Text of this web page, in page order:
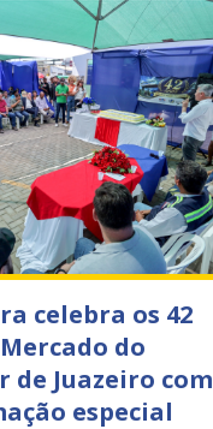
celebra os 42
do
de Juazeiro com
especial